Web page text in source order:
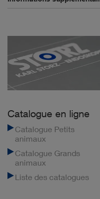
Catalogue en ligne
Catalogue Petits
animaux
Catalogue Grands
animaux
Liste des catalogues